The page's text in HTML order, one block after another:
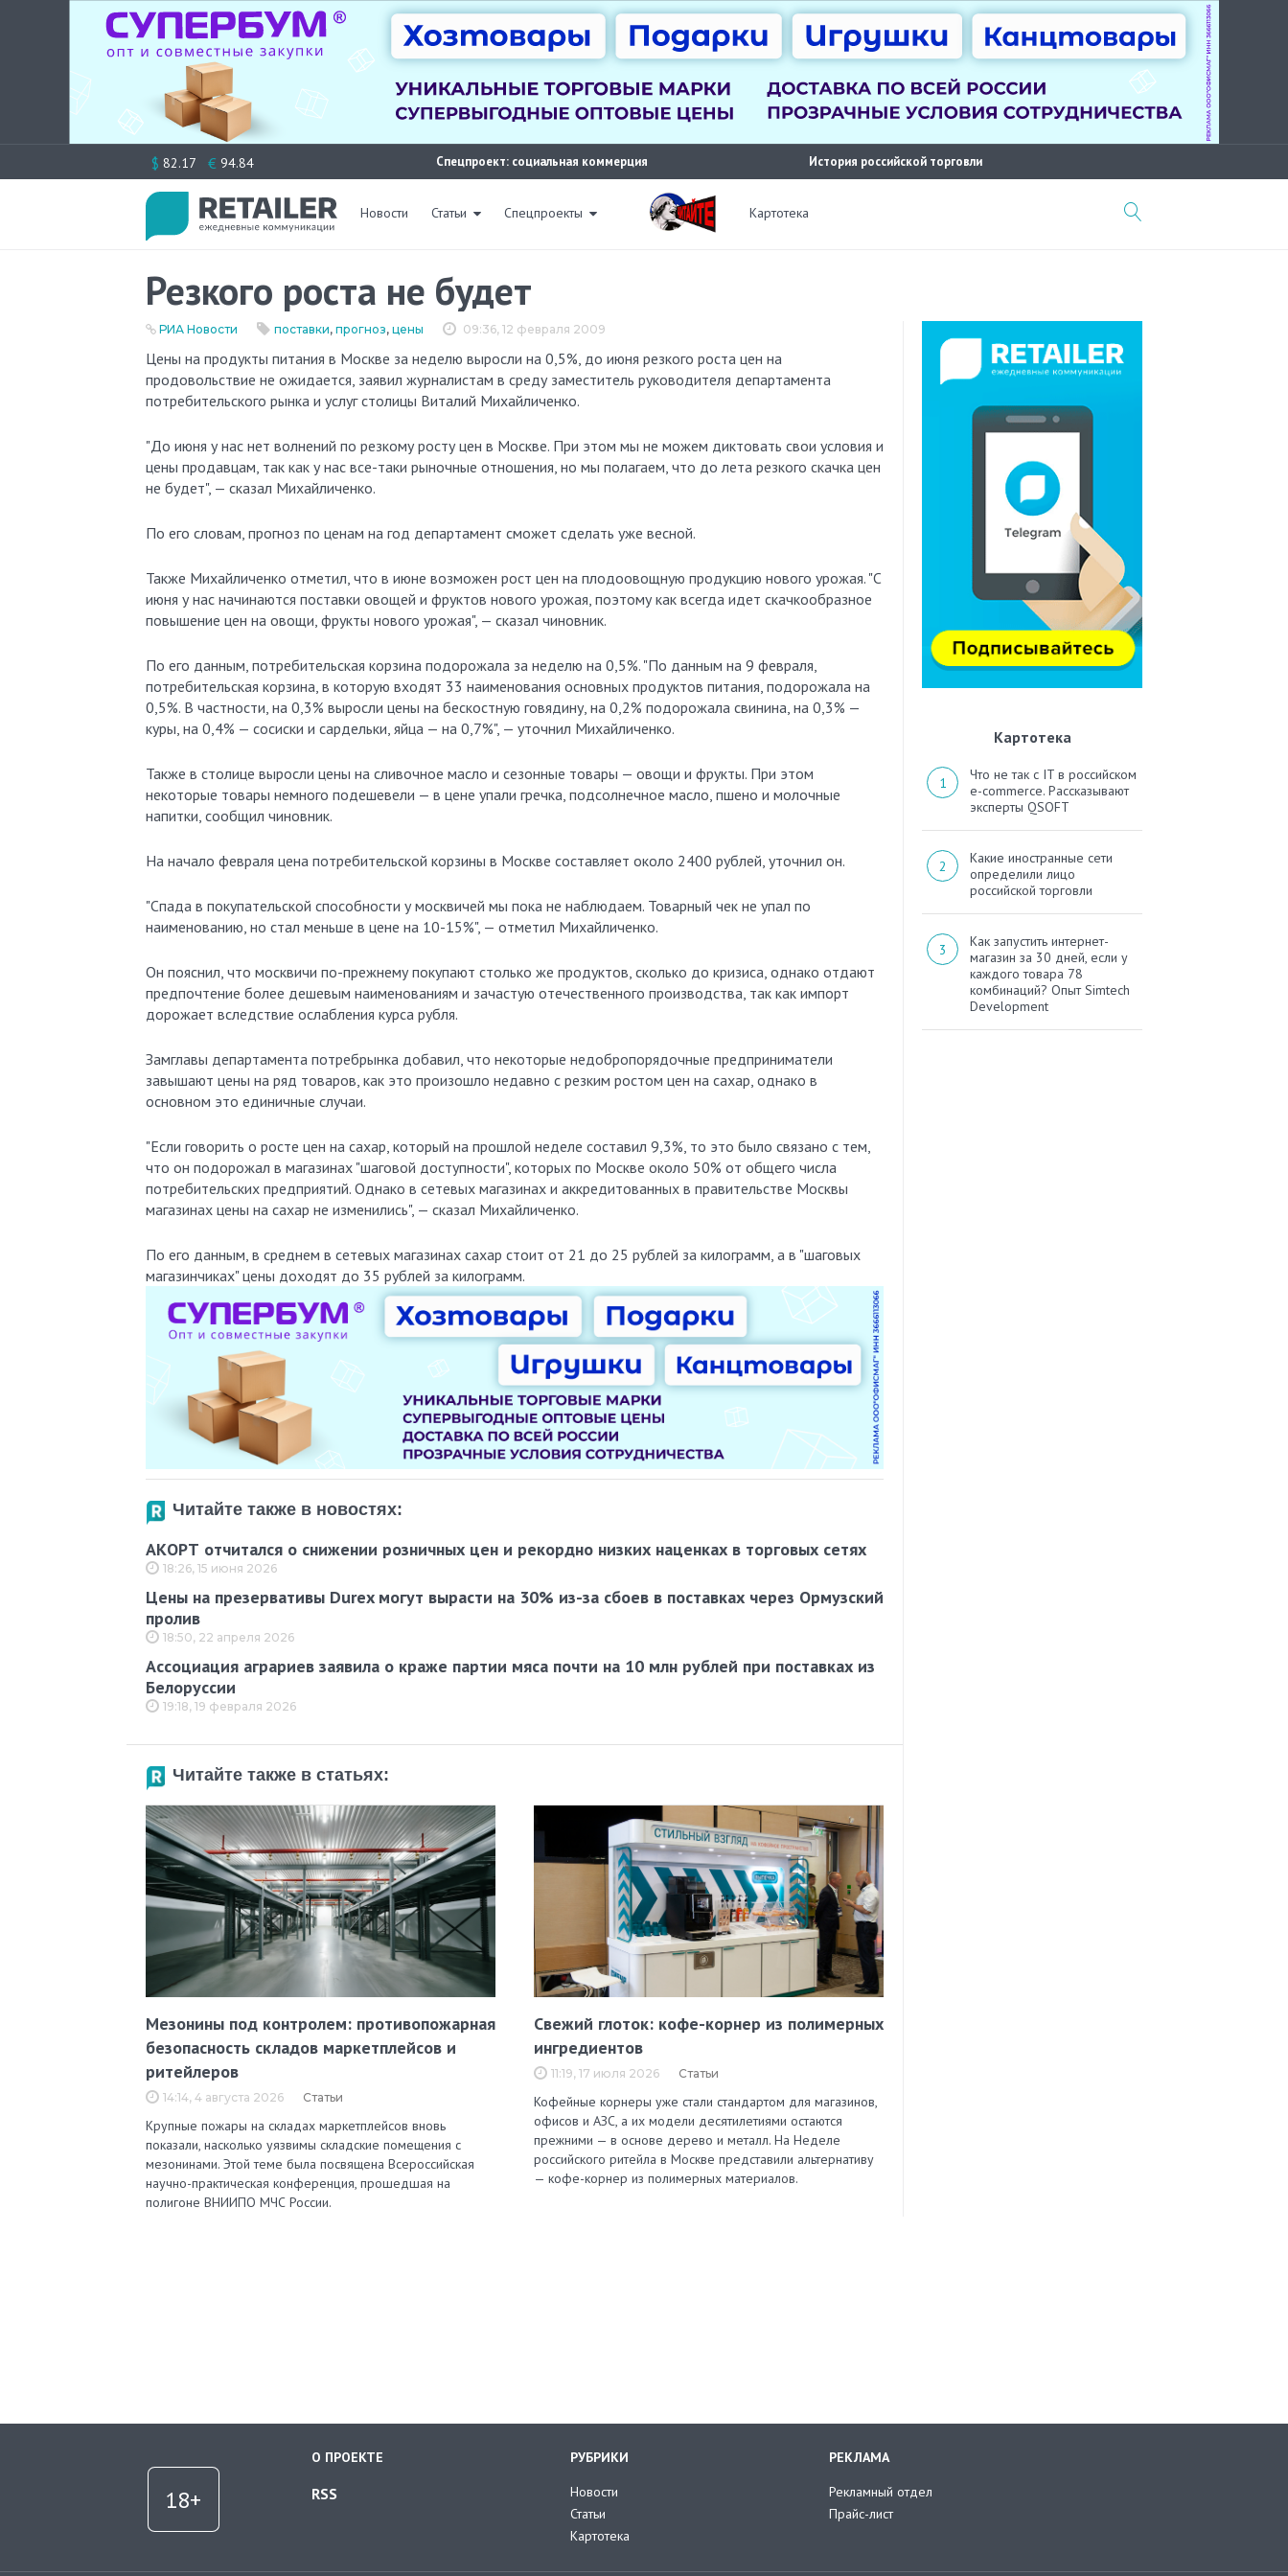
к
$ 82.17 € 94.84 Спецпроект: социальная коммерция История российской торговли
Новости Статьи Спецпроекты Картотека
Резкого роста не будет
09:36, 12 февраля 2009
РИА Новости поставки, прогноз, цены
Цены на продукты питания в Москве за неделю выросли на 0,5%, до июня резкого роста цен на
продовольствие не ожидается, заявил журналистам в среду заместитель руководителя департамента
потребительского рынка и услуг столицы Виталий Михайличенко.
"До июня у нас нет волнений по резкому росту цен в Москве. При этом мы не можем диктовать свои условия и
цены продавцам, так как у нас все-таки рыночные отношения, но мы полагаем, что до лета резкого скачка цен
не будет", — сказал Михайличенко.
По его словам, прогноз по ценам на год департамент сможет сделать уже весной.
Также Михайличенко отметил, что в июне возможен рост цен на плодоовощную продукцию нового урожая. "С
июня у нас начинаются поставки овощей и фруктов нового урожая, поэтому как всегда идет скачкообразное
повышение цен на овощи, фрукты нового урожая", — сказал чиновник.
По его данным, потребительская корзина подорожала за неделю на 0,5%. "По данным на 9 февраля,
потребительская корзина, в которую входят 33 наименования основных продуктов питания, подорожала на
0,5%. В частности, на 0,3% выросли цены на бескостную говядину, на 0,2% подорожала свинина, на 0,3% —
куры, на 0,4% — сосиски и сардельки, яйца — на 0,7%", — уточнил Михайличенко.
Также в столице выросли цены на сливочное масло и сезонные товары — овощи и фрукты. При этом
некоторые товары немного подешевели — в цене упали гречка, подсолнечное масло, пшено и молочные
напитки, сообщил чиновник.
На начало февраля цена потребительской корзины в Москве составляет около 2400 рублей, уточнил он.
"Спада в покупательской способности у москвичей мы пока не наблюдаем. Товарный чек не упал по
наименованию, но стал меньше в цене на 10-15%", — отметил Михайличенко.
Он пояснил, что москвичи по-прежнему покупают столько же продуктов, сколько до кризиса, однако отдают
предпочтение более дешевым наименованиям и зачастую отечественного производства, так как импорт
дорожает вследствие ослабления курса рубля.
Замглавы департамента потребрынка добавил, что некоторые недобропорядочные предприниматели
завышают цены на ряд товаров, как это произошло недавно с резким ростом цен на сахар, однако в
основном это единичные случаи.
"Если говорить о росте цен на сахар, который на прошлой неделе составил 9,3%, то это было связано с тем,
что он подорожал в магазинах "шаговой доступности", которых по Москве около 50% от общего числа
потребительских предприятий. Однако в сетевых магазинах и аккредитованных в правительстве Москвы
магазинах цены на сахар не изменились", — сказал Михайличенко.
По его данным, в среднем в сетевых магазинах сахар стоит от 21 до 25 рублей за килограмм, а в "шаговых
магазинчиках" цены доходят до 35 рублей за килограмм.
Читайте также в новостях:
АКОРТ отчитался о снижении розничных цен и рекордно низких наценках в торговых сетях
18:26, 15 июня 2026
Цены на презервативы Durex могут вырасти на 30% из-за сбоев в поставках через Ормузский
пролив
18:50, 22 апреля 2026
Ассоциация аграриев заявила о краже партии мяса почти на 10 млн рублей при поставках из
Белоруссии
19:18, 19 февраля 2026
Читайте также в статьях:
Мезонины под контролем: противопожарная
безопасность складов маркетплейсов и
ритейлеров
14:14, 4 августа 2026 Статьи
Крупные пожары на складах маркетплейсов вновь
показали, насколько уязвимы складские помещения с
мезонинами. Этой теме была посвящена Всероссийская
научно-практическая конференция, прошедшая на
полигоне ВНИИПО МЧС России.
Свежий глоток: кофе-корнер из полимерных
ингредиентов
11:19, 17 июля 2026 Статьи
Кофейные корнеры уже стали стандартом для магазинов,
офисов и АЗС, а их модели десятилетиями остаются
прежними — в основе дерево и металл. На Неделе
российского ритейла в Москве представили альтернативу
— кофе-корнер из полимерных материалов.
Картотека
Что не так с IT в российском
e-commerce. Рассказывают
эксперты QSOFT
Какие иностранные сети
определили лицо
российской торговли
Как запустить интернет-
магазин за 30 дней, если у
каждого товара 78
комбинаций? Опыт Simtech
Development
О ПРОЕКТЕ
RSS
РУБРИКИ
Новости
Статьи
Картотека
РЕКЛАМА
Рекламный отдел
Прайс-лист